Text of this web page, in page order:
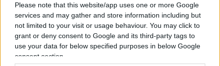
Please note that this website/app uses one or more Google
services and may gather and store information including but
not limited to your visit or usage behaviour. You may click to
grant or deny consent to Google and its third-party tags to
use your data for below specified purposes in below Google
consent section.
“Ma quali iniziative? Quale sfilarsi?” ha poi
risposto la Meloni a chi le sottolineava che il
governo sembra sfilarsi da iniziative europee in
risposta ai nuovi dazi statunitensi. A prescindere
da tutto, l’Italia non smetterà di esportare negli